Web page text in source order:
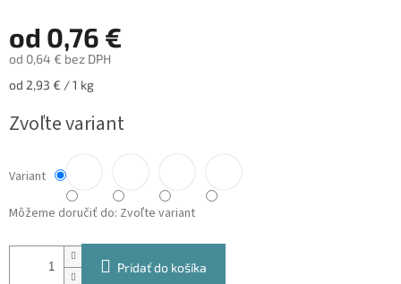
od 0,76 €
od 0,64 € bez DPH
Jednotková
od 2,93 € / 1 kg
Zvoľte variant
Variant
Môžeme doručiť do: Zvoľte variant
Pridať do košíka